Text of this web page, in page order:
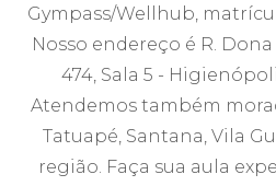
Gympass/Wellhub,
Nosso endereço é R.
474, Sala 5 -
Atendemos também
Tatuapé, Santana, Vila
região. Faça sua aula